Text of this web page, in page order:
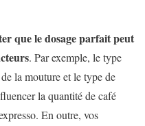
que le dosage parfait peut
. Par exemple, le type
la mouture et le type de
la quantité de café
En outre, vos